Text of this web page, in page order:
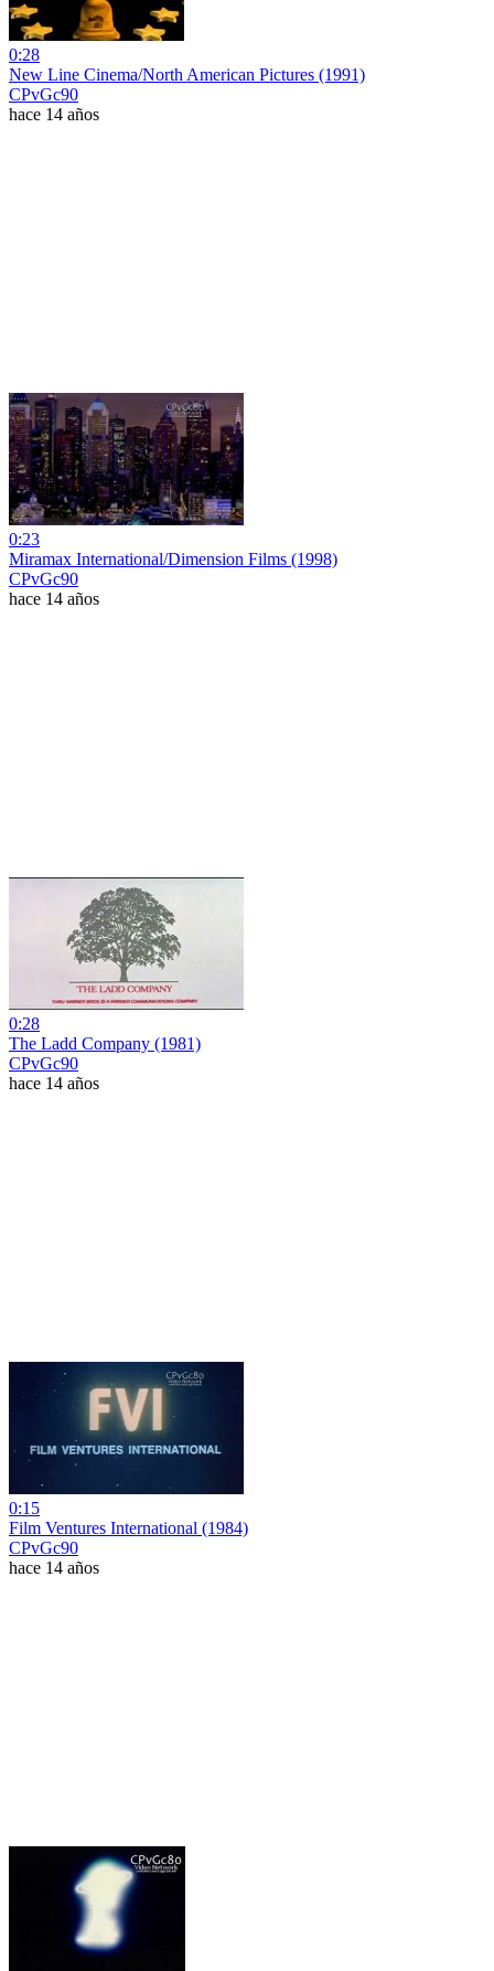
0:28
New Line Cinema/North American Pictures (1991)
CPvGc90
hace 14 años
0:23
Miramax International/Dimension Films (1998)
CPvGc90
hace 14 años
0:28
The Ladd Company (1981)
CPvGc90
hace 14 años
0:15
Film Ventures International (1984)
CPvGc90
hace 14 años